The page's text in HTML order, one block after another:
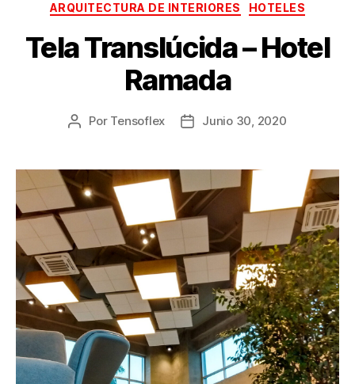
ARQUITECTURA DE INTERIORES HOTELES
Tela Translúcida – Hotel
Ramada
Por Tensoflex Junio 30, 2020